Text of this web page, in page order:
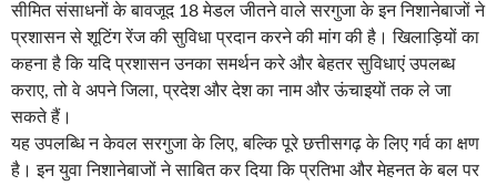
सीमित संसाधनों के बावजूद 18 मेडल जीतने वाले सरगुजा के इन निशानेबाजों ने
प्रशासन से शूटिंग रेंज की सुविधा प्रदान करने की मांग की है। खिलाड़ियों का
कहना है कि यदि प्रशासन उनका समर्थन करे और बेहतर सुविधाएं उपलब्ध
कराए, तो वे अपने जिला, प्रदेश और देश का नाम और ऊंचाइयों तक ले जा
सकते हैं।
यह उपलब्धि न केवल सरगुजा के लिए, बल्कि पूरे छत्तीसगढ़ के लिए गर्व का क्षण
है। इन युवा निशानेबाजों ने साबित कर दिया कि प्रतिभा और मेहनत के बल पर